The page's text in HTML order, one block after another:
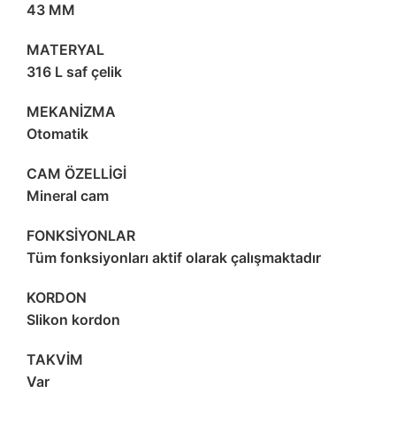
43 MM
MATERYAL
316 L saf çelik
MEKANİZMA
Otomatik
CAM ÖZELLİGİ
Mineral cam
FONKSİYONLAR
Tüm fonksiyonları aktif olarak çalışmaktadır
KORDON
Slikon kordon
TAKVİM
Var